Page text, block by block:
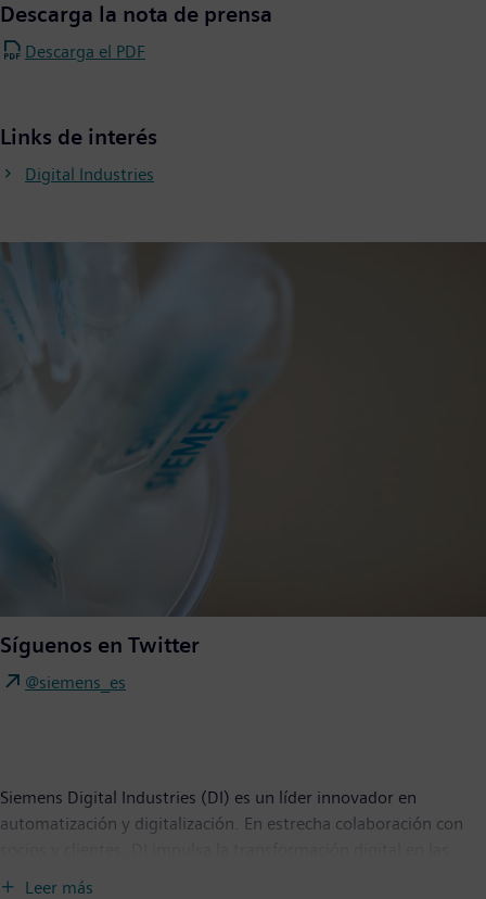
Descarga la nota de prensa
Descarga el PDF
Links de interés
Digital Industries
Síguenos en Twitter
@siemens_es
Siemens Digital Industries (DI) es un líder innovador en
automatización y digitalización. En estrecha colaboración con
Leer más